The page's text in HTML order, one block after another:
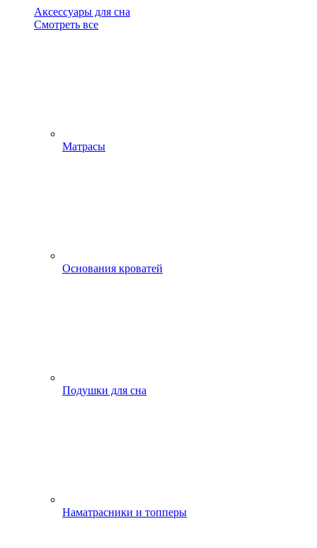
Аксессуары для сна
Смотреть все
Матрасы
Основания кроватей
Подушки для сна
Наматрасники и топперы